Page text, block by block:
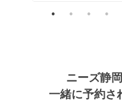
ニーズ静
一緒に予約さ